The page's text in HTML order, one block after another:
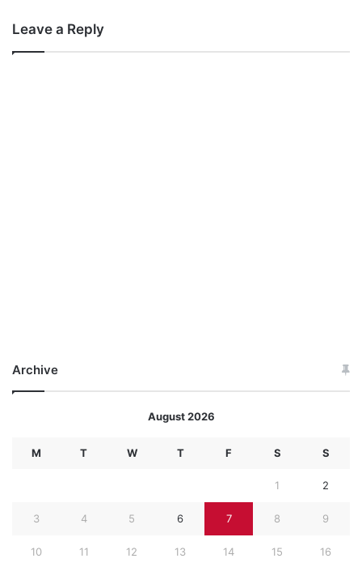
Leave a Reply
Archive
August 2026
M T W T F S S
1 2
3 4 5 6 7 8 9
10 11 12 13 14 15 16